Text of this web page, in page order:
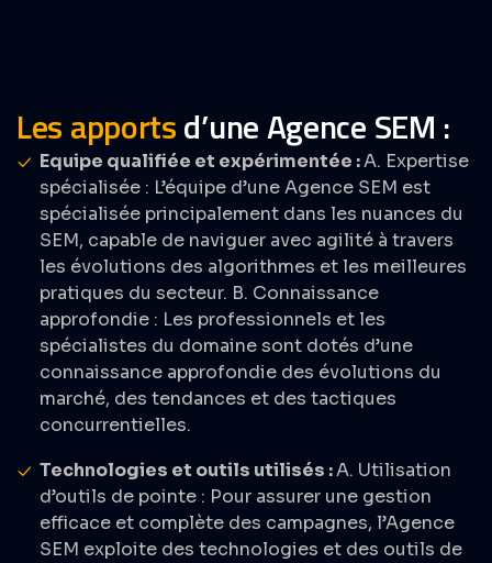
Les apportsd’une Agence SEM :
Equipe qualifiée et expérimentée :A. Expertise
spécialisée : L’équipe d’une Agence SEM est
spécialisée principalement dans les nuances du
SEM, capable de naviguer avec agilité à travers
les évolutions des algorithmes et les meilleures
pratiques du secteur. B. Connaissance
approfondie : Les professionnels et les
spécialistes du domaine sont dotés d’une
connaissance approfondie des évolutions du
marché, des tendances et des tactiques
concurrentielles.
Technologies et outils utilisés :A. Utilisation
d’outils de pointe : Pour assurer une gestion
efficace et complète des campagnes, l’Agence
SEM exploite des technologies et des outils de